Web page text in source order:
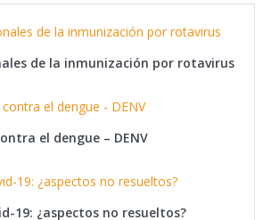
de la inmunización por rotavirus
el dengue – DENV
19: ¿aspectos no resueltos?